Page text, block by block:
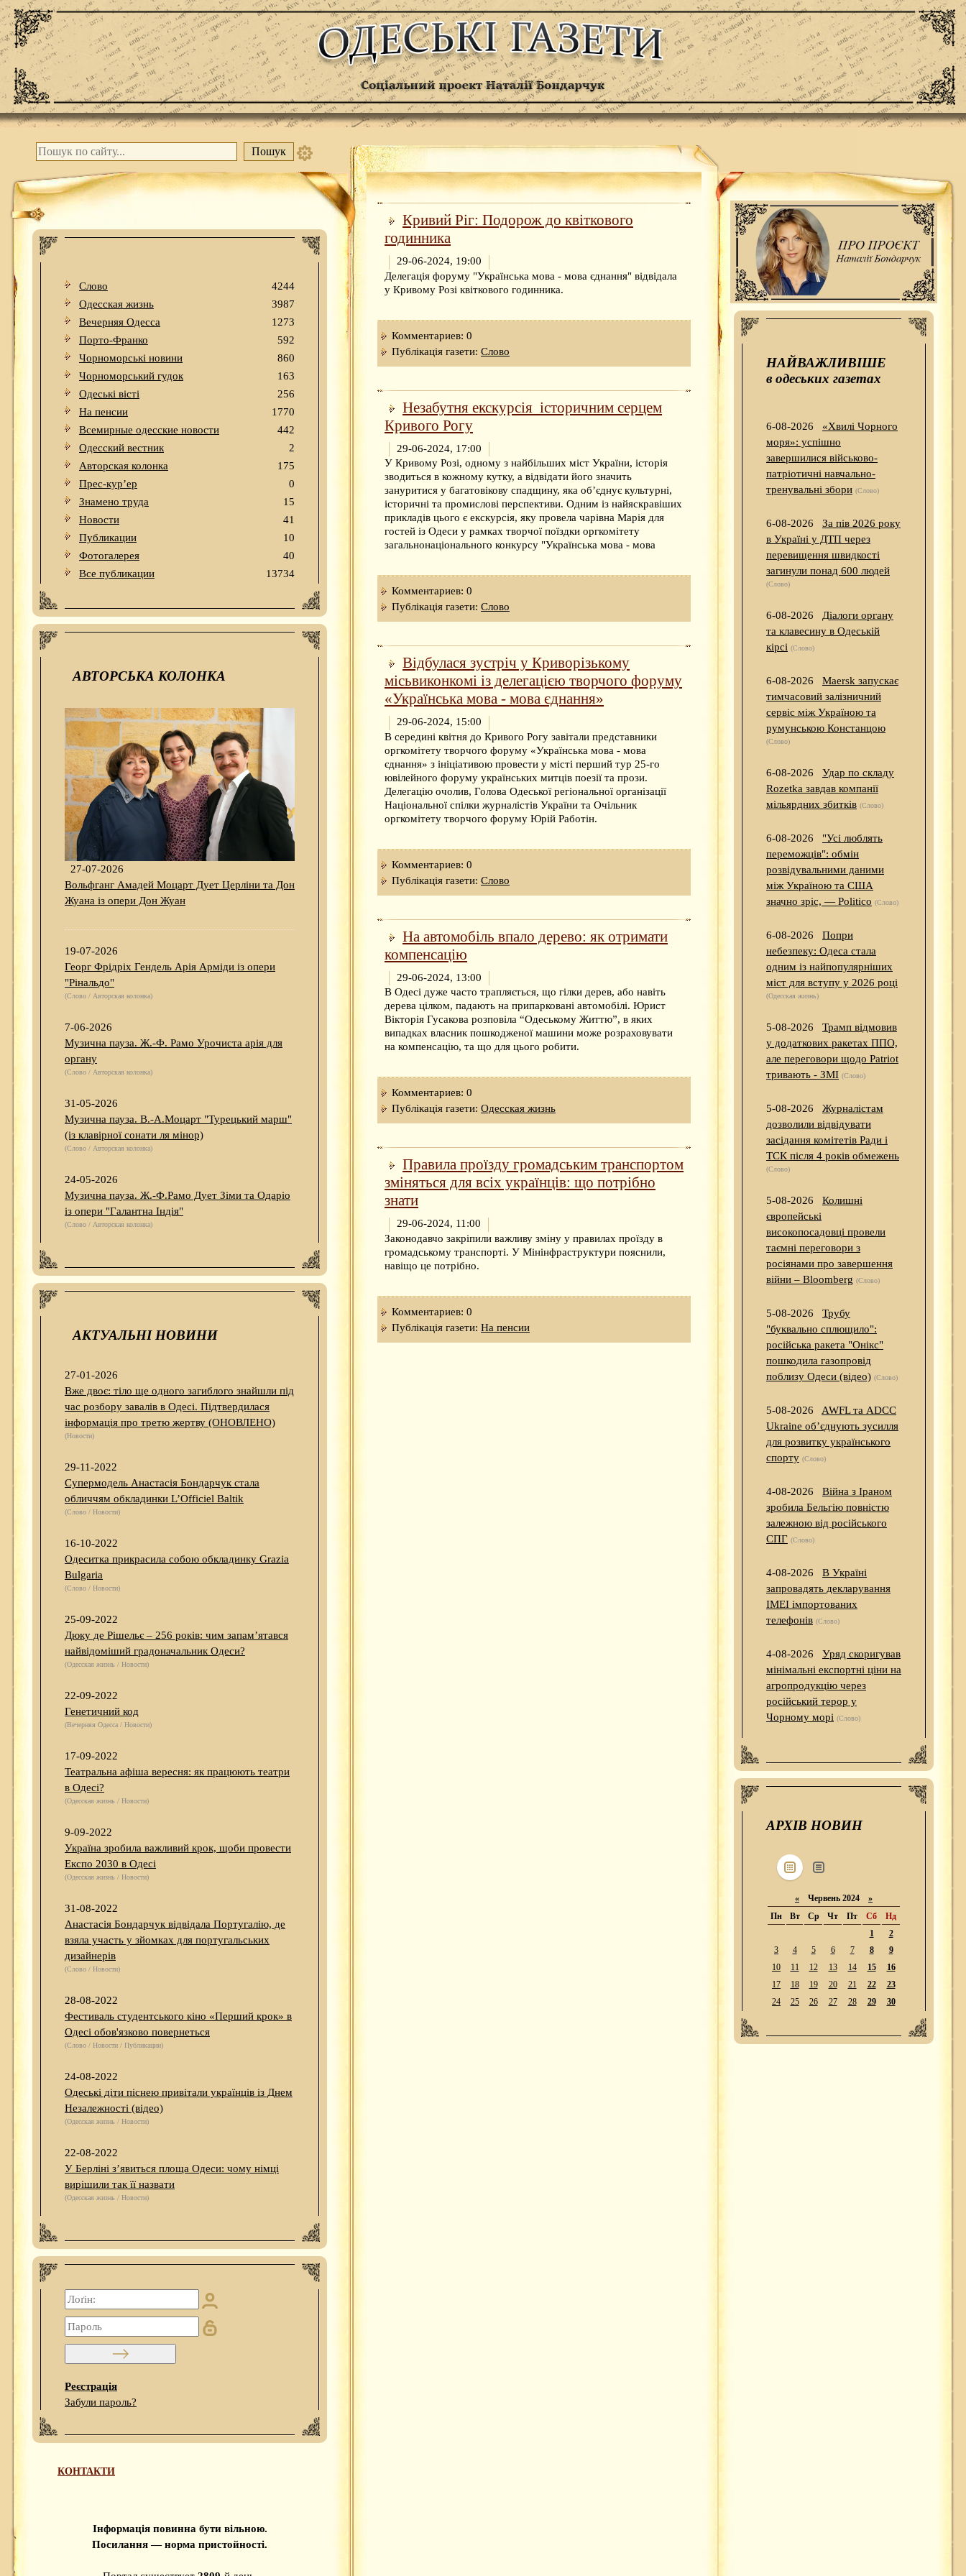
Слово
4244
Одесская жизнь
3987
Вечерняя Одесса
1273
Порто-Франко
592
Чорноморські новини
860
Чорноморський гудок
163
Одеськi вiстi
256
На пенсии
1770
Всемирные одесские новости
442
Одесский вестник
2
Авторская колонка
175
Прес-кур’ер
0
Знамено труда
15
Новости
41
Публикации
10
Фотогалерея
40
Все публикации
13734
АВТОРСЬКА КОЛОНКА
27-07-2026
Вольфганг Амадей Моцарт Дует Церліни та Дон
Жуана із опери Дон Жуан
19-07-2026
Георг Фрідріх Гендель Арія Арміди із опери
"Рінальдо"
(Слово / Авторская колонка)
7-06-2026
Музична пауза. Ж.-Ф. Рамо Урочиста арія для
органу
(Слово / Авторская колонка)
31-05-2026
Музична пауза. В.-А.Моцарт "Турецький марш"
(із клавірної сонати ля мінор)
(Слово / Авторская колонка)
24-05-2026
Музична пауза. Ж.-Ф.Рамо Дует Зіми та Одаріо
із опери "Галантна Індія"
(Слово / Авторская колонка)
АКТУАЛЬНІ НОВИНИ
27-01-2026
Вже двоє: тіло ще одного загиблого знайшли під
час розбору завалів в Одесі. Підтвердилася
інформація про третю жертву (ОНОВЛЕНО)
(Новости)
29-11-2022
Супермодель Анастасія Бондарчук стала
обличчям обкладинки L’Officiel Baltik
(Слово / Новости)
16-10-2022
Одеситка прикрасила собою обкладинку Grazia
Bulgaria
(Слово / Новости)
25-09-2022
Дюку де Рішельє – 256 років: чим запам’ятався
найвідоміший градоначальник Одеси?
(Одесская жизнь / Новости)
22-09-2022
Генетичний код
(Вечерняя Одесса / Новости)
17-09-2022
Театральна афіша вересня: як працюють театри
в Одесі?
(Одесская жизнь / Новости)
9-09-2022
Україна зробила важливий крок, щоби провести
Експо 2030 в Одесі
(Одесская жизнь / Новости)
31-08-2022
Анастасія Бондарчук відвідала Португалію, де
взяла участь у зйомках для португальських
дизайнерів
(Слово / Новости)
28-08-2022
Фестиваль студентського кіно «Перший крок» в
Одесі обов'язково повернеться
(Слово / Новости / Публикации)
24-08-2022
Одеські діти піснею привітали українців із Днем
Незалежності (відео)
(Одесская жизнь / Новости)
22-08-2022
У Берліні з’явиться площа Одеси: чому німці
вирішили так її назвати
(Одесская жизнь / Новости)
Реєстрація
Забули пароль?
КОНТАКТИ
Інформація повинна бути вільною.
Посилання — норма пристойності.
Кривий Ріг: Подорож до квіткового
годинника
29-06-2024, 19:00
Делегація форуму "Українська мова - мова єднання" відвідала
у Кривому Розі квіткового годинника.
Комментариев: 0
Публікація газети: Слово
Незабутня екскурсія історичним серцем
Кривого Рогу
29-06-2024, 17:00
У Кривому Розі, одному з найбільших міст України, історія
зводиться в кожному кутку, а відвідати його значить
зануритися у багатовікову спадщину, яка об’єднує культурні,
історичні та промислові перспективи. Одним із найяскравіших
прикладів цього є екскурсія, яку провела чарівна Марія для
гостей із Одеси у рамках творчої поїздки оргкомітету
загальнонаціонального конкурсу "Українська мова - мова
Комментариев: 0
Публікація газети: Слово
Відбулася зустріч у Криворізькому
місьвиконкомі із делегацією творчого форуму
«Українська мова - мова єднання»
29-06-2024, 15:00
В середині квітня до Кривого Рогу завітали представники
оргкомітету творчого форуму «Українська мова - мова
єднання» з ініціативою провести у місті перший тур 25-го
ювілейного форуму українських митців поезії та прози.
Делегацію очолив, Голова Одеської регіональної організації
Національної спілки журналістів України та Очільник
оргкомітету творчого форуму Юрій Работін.
Комментариев: 0
Публікація газети: Слово
На автомобіль впало дерево: як отримати
компенсацію
29-06-2024, 13:00
В Одесі дуже часто трапляється, що гілки дерев, або навіть
дерева цілком, падають на припарковані автомобілі. Юрист
Вікторія Гусакова розповіла “Одеському Життю”, в яких
випадках власник пошкодженої машини може розраховувати
на компенсацію, та що для цього робити.
Комментариев: 0
Публікація газети: Одесская жизнь
Правила проїзду громадським транспортом
зміняться для всіх українців: що потрібно
знати
29-06-2024, 11:00
Законодавчо закріпили важливу зміну у правилах проїзду в
громадському транспорті. У Мінінфраструктури пояснили,
навіщо це потрібно.
Комментариев: 0
Публікація газети: На пенсии
НАЙВАЖЛИВІШЕ
в одеських газетах
6-08-2026
«Хвилі Чорного
моря»: успішно
завершилися військово-
патріотичні навчально-
тренувальні збори (Слово)
6-08-2026
За пів 2026 року
в Україні у ДТП через
перевищення швидкості
загинули понад 600 людей
(Слово)
6-08-2026
Діалоги органу
та клавесину в Одеській
кірсі (Слово)
6-08-2026
Maersk запускає
тимчасовий залізничний
сервіс між Україною та
румунською Констанцою
(Слово)
6-08-2026
Удар по складу
Rozetka завдав компанії
мільярдних збитків (Слово)
6-08-2026
"Усі люблять
переможців": обмін
розвідувальними даними
між Україною та США
значно зріс, — Politico (Слово)
6-08-2026
Попри
небезпеку: Одеса стала
одним із найпопулярніших
міст для вступу у 2026 році
(Одесская жизнь)
5-08-2026
Трамп відмовив
у додаткових ракетах ППО,
але переговори щодо Patriot
тривають - ЗМІ (Слово)
5-08-2026
Журналістам
дозволили відвідувати
засідання комітетів Ради і
ТСК після 4 років обмежень
(Слово)
5-08-2026
Колишні
європейські
високопосадовці провели
таємні переговори з
росіянами про завершення
війни – Bloomberg (Слово)
5-08-2026
Трубу
"буквально сплющило":
російська ракета "Онікс"
пошкодила газопровід
поблизу Одеси (відео) (Слово)
5-08-2026
AWFL та ADCC
Ukraine об’єднують зусилля
для розвитку українського
спорту (Слово)
4-08-2026
Війна з Іраном
зробила Бельгію повністю
залежною від російського
СПГ (Слово)
4-08-2026
В Україні
запровадять декларування
IMEI імпортованих
телефонів (Слово)
4-08-2026
Уряд скоригував
мінімальні експортні ціни на
агропродукцію через
російський терор у
Чорному морі (Слово)
АРХІВ НОВИН
« Червень 2024 »
Пн
Вт Ср Чт Пт Сб
Нд
1
2
3
4 5 6 7 8
9
10
11 12 13 14 15
16
17
18 19 20 21 22
23
24
25 26 27 28 29 30